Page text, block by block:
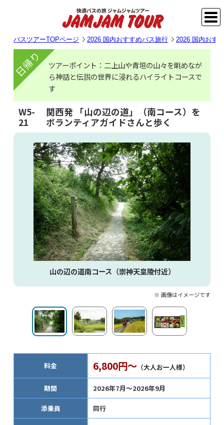
バスツアーTOPページ 2026 国内おすすめバス旅行 2026 国内おす
ツアーポイント：二上山や青垣の山々を眺めなが
ら神話と伝説の世界に浸れるハイライトコースで
す
日帰り
W5-
21
関西発 「山の辺の道」（南コース）を
ボランティアガイドさんと歩く
山の辺の道南コース（崇神天皇陵付近）
※ 画像はイメージです
料金 6,800円～ （大人お一人様）
期間 2026年7月～2026年9月
添乗員 同行